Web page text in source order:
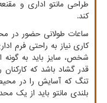
طراحی مانتو اداری و
کند.
ساعات طولانی حضور در
کاری نیاز به راحتی فرم
شخص، سایز باید به گونه
قدر گشاد باشد که
تنگ که آسایش را در محیط
بلندی مانتو باید از یک